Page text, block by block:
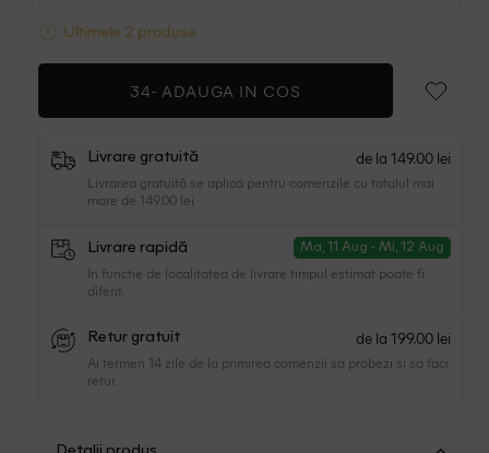
Ultimele 2 produse
34- ADAUGA IN COS
Livrare gratuită de la 149.00 lei
Livrarea gratuită se aplica pentru comenzile cu totalul mai
mare de 149.00 lei
Livrare rapidă Ma, 11 Aug - Mi, 12 Aug
In functie de localitatea de livrare timpul estimat poate fi
diferit.
Retur gratuit de la 199.00 lei
Ai termen 14 zile de la primirea comenzii sa probezi si sa faci
retur.